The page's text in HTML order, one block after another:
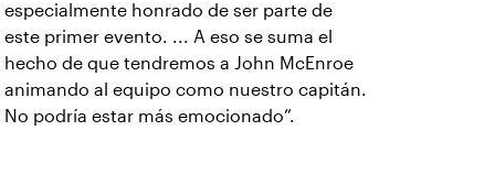
especialmente honrado de ser parte de
este primer evento. ... A eso se suma el
hecho de que tendremos a John McEnroe
animando al equipo como nuestro capitán.
No podría estar más emocionado”.